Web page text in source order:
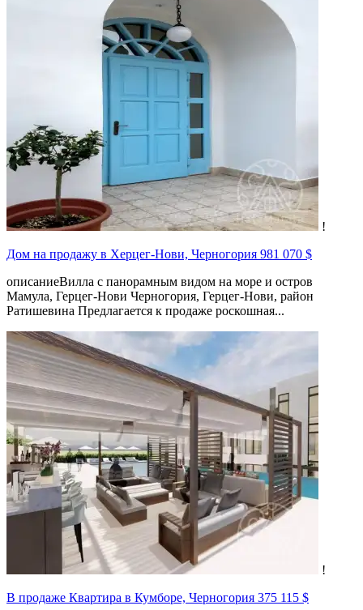
!
Дом на продажу в Херцег-Нови, Черногория 981 070 $
описаниеВилла с панорамным видом на море и остров
Мамула, Герцег-Нови Черногория, Герцег-Нови, район
Ратишевина Предлагается к продаже роскошная...
!
В продаже Квартира в Кумборе, Черногория 375 115 $